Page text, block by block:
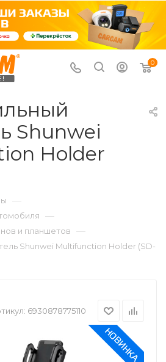
0
Shunwei
Holder
—
—
и планшетов —
Shunwei Multifunction Holder (SD-
6930878775110